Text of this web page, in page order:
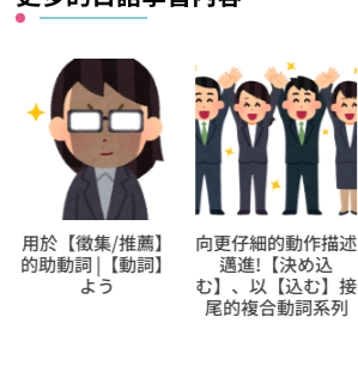
用於【徵集/推薦】
的助動詞 |【動詞】
よう
向更仔細的動作描述
邁進!【決め込
む】、以【込む】接
尾的複合動詞系列